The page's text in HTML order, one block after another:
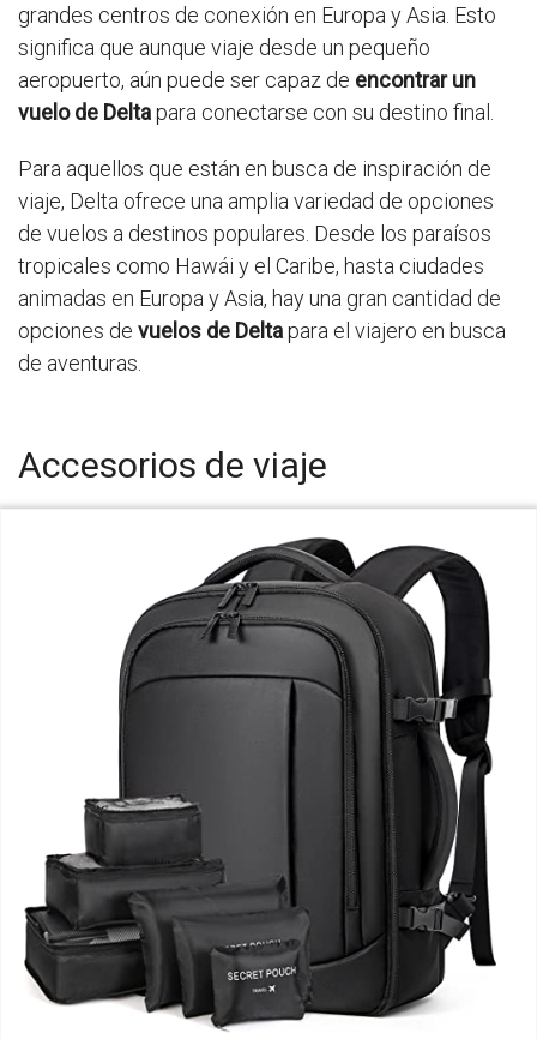
grandes centros de conexión en Europa y Asia. Esto
significa que aunque viaje desde un pequeño
aeropuerto, aún puede ser capaz de encontrar un
vuelo de Deltapara conectarse con su destino final.
Para aquellos que están en busca de inspiración de
viaje, Delta ofrece una amplia variedad de opciones
de vuelos a destinos populares. Desde los paraísos
tropicales como Hawái y el Caribe, hasta ciudades
animadas en Europa y Asia, hay una gran cantidad de
opciones de vuelos de Deltapara el viajero en busca
de aventuras.
Accesorios de viaje